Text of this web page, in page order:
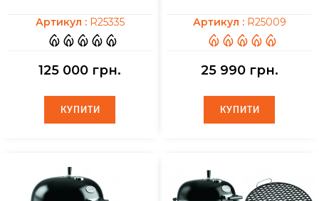
Артикул : R25335
125 000 грн.
КУПИТИ
КУПИТИ
Артикул : R25009
25 990 грн.
КУПИТИ
КУПИТИ